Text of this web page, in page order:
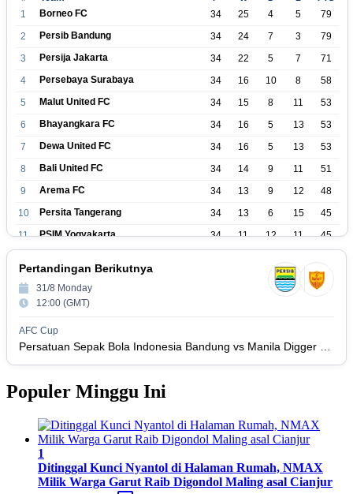
1 Borneo FC 34 25 4 5
79
2
Persib Bandung 34 24 7 3
79
3
Persija Jakarta 34 22 5 7
71
4
Persebaya Surabaya 34 16 10 8
58
5
Malut United FC 34 15 8 11
53
6
Bhayangkara FC 34 16 5 13
53
7
Dewa United FC 34 16 5 13
53
8
Bali United FC 34 14 9 11
51
9
Arema FC 34 13 9 12
48
10
Persita Tangerang 34 13 6 15
45
11
PSIM Yogyakarta 34 11 12 11
45
Persijap Jepara 16
36
14
Madura United FC
16
Persis Solo 34 8 10 16
17
Semen Padang FC 34 5 5 24
20
18
PSBS Biak
Pertandingan Berikutnya
31/8 Monday
12:00 (GMT)
AFC Cup
Populer Minggu Ini
1
Ditinggal Kunci Nyantol di Halaman Rumah, NMAX
Milik Warga Garut Raib Digondol Maling asal Cianjur